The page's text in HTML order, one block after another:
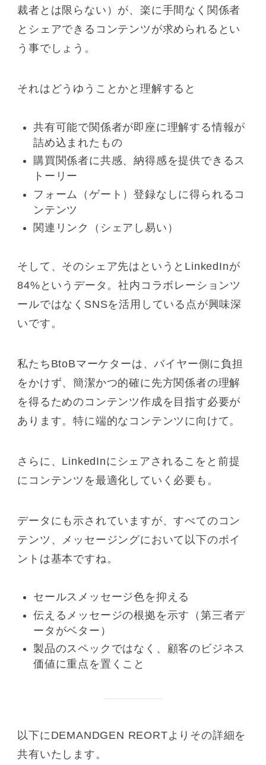
裁者とは限らない）が、楽に手間なく関係者
とシェアできるコンテンツが求められるとい
う事でしょう。
それはどうゆうことかと理解すると
共有可能で関係者が即座に理解する情報が
詰め込まれたもの
購買関係者に共感、納得感を提供できるス
トーリー
フォーム（ゲート）登録なしに得られるコ
ンテンツ
関連リンク（シェアし易い）
そして、そのシェア先はというとLinkedInが
84%というデータ。社内コラボレーションツ
ールではなくSNSを活用している点が興味深
いです。
私たちBtoBマーケターは、バイヤー側に負担
をかけず、簡潔かつ的確に先方関係者の理解
を得るためのコンテンツ作成を目指す必要が
あります。特に端的なコンテンツに向けて。
さらに、LinkedInにシェアされるこをと前提
にコンテンツを最適化していく必要も。
データにも示されていますが、すべてのコン
テンツ、メッセージングにおいて以下のポイ
ントは基本ですね。
セールスメッセージ色を抑える
伝えるメッセージの根拠を示す（第三者デ
ータがベター）
製品のスペックではなく、顧客のビジネス
価値に重点を置くこと
以下にDEMANDGEN REORTよりその詳細を
共有いたします。